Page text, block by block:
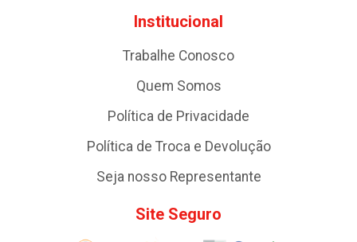
Institucional
Trabalhe Conosco
Quem Somos
Política de Privacidade
Política de Troca e Devolução
Seja nosso Representante
Site Seguro